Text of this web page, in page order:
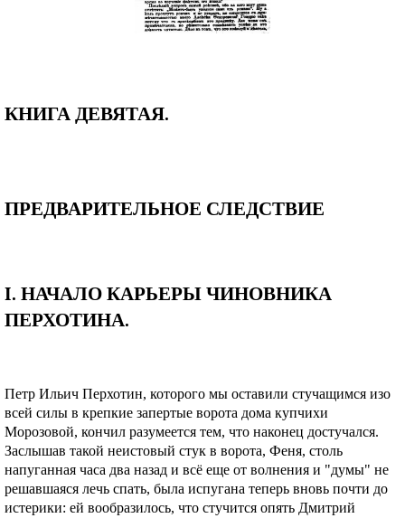
КНИГА ДЕВЯТАЯ.
ПРЕДВАРИТЕЛЬНОЕ СЛЕДСТВИЕ
I. НАЧАЛО КАРЬЕРЫ ЧИНОВНИКА
ПЕРХОТИНА.
Петр Ильич Перхотин, которого мы оставили стучащимся изо
всей силы в крепкие запертые ворота дома купчихи
Морозовой, кончил разумеется тем, что наконец достучался.
Заслышав такой неистовый стук в ворота, Феня, столь
напуганная часа два назад и всё еще от волнения и "думы" не
решавшаяся лечь спать, была испугана теперь вновь почти до
истерики: ей вообразилось, что стучится опять Дмитрий